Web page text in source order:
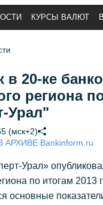
КУРСЫ ВАЛЮТ
в 20-ке
региона
Урал"
(мск+2)
Bankinform.ru
Урал»
по итогам 2013
основные